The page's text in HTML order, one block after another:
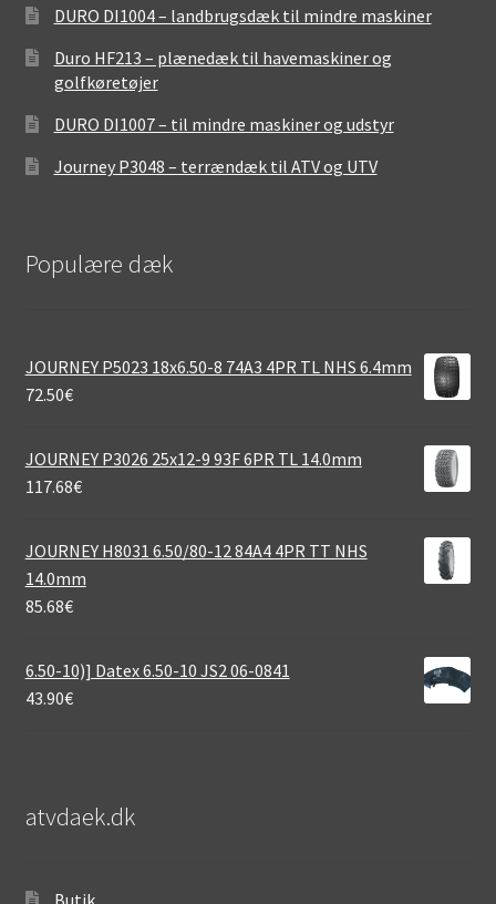
DURO DI1004 – landbrugsdæk til mindre maskiner
Duro HF213 – plænedæk til havemaskiner og
golfkøretøjer
DURO DI1007 – til mindre maskiner og udstyr
Journey P3048 – terrændæk til ATV og UTV
Populære dæk
JOURNEY P5023 18x6.50-8 74A3 4PR TL NHS 6.4mm
72.50€
JOURNEY P3026 25x12-9 93F 6PR TL 14.0mm
117.68€
JOURNEY H8031 6.50/80-12 84A4 4PR TT NHS
14.0mm
85.68€
6.50-10)] Datex 6.50-10 JS2 06-0841
43.90€
atvdaek.dk